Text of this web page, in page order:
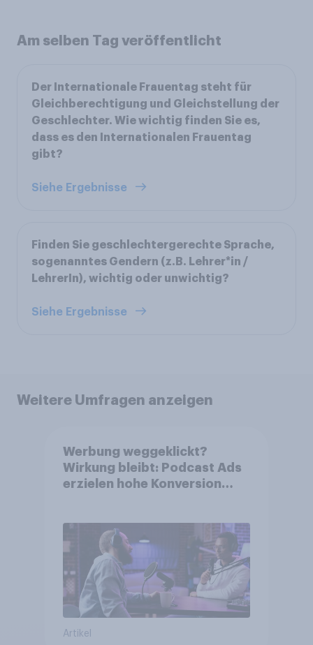
Am selben Tag veröffentlicht
Der Internationale Frauentag steht für
Gleichberechtigung und Gleichstellung der
Geschlechter. Wie wichtig finden Sie es,
dass es den Internationalen Frauentag
gibt?
Siehe Ergebnisse
Finden Sie geschlechtergerechte Sprache,
sogenanntes Gendern (z.B. Lehrer*in /
LehrerIn), wichtig oder unwichtig?
Siehe Ergebnisse
Weitere Umfragen anzeigen
Werbung weggeklickt?
Wirkung bleibt: Podcast Ads
erzielen hohe Konversion
Artikel